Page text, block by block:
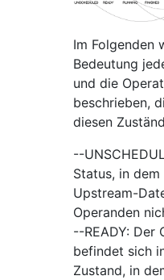
Im Folgenden
Bedeutung
und die
beschrieben,
diesen
--
Status, in dem
Upstream-
Operanden
--READY: Der
befindet sich
Zustand, in